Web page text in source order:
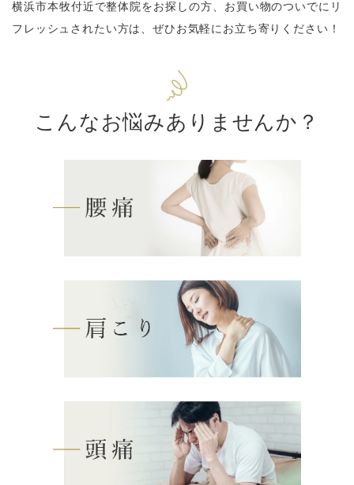
横浜市本牧付近で整体院をお探しの方、お買い物のついでにリ
フレッシュされたい方は、ぜひお気軽にお立ち寄りください！
こんなお悩みありませんか？